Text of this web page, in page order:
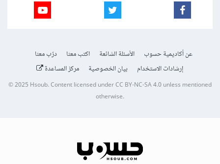
عن أكاديمية حسوب الأسئلة الشائعة اكتب معنا
درّب معنا
إرشادات الاستخدام
بيان الخصوصية مركز المساعدة
© 2025Hsoub.Content licensed underCC BY-NC-SA 4.0unless mentioned
otherwise.